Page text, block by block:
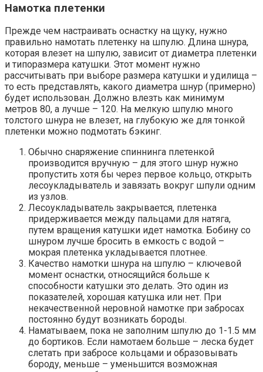
Намотка плетенки
Прежде чем настраивать оснастку на щуку, нужно
правильно намотать плетенку на шпулю. Длина шнура,
которая влезет на шпулю, зависит от диаметра плетенки
и типоразмера катушки. Этот момент нужно
рассчитывать при выборе размера катушки и удилища –
то есть представлять, какого диаметра шнур (примерно)
будет использован. Должно влезть как минимум
метров 80, а лучше – 120. На мелкую шпулю много
толстого шнура не влезет, на глубокую же для тонкой
плетенки можно подмотать бэкинг.
Обычно снаряжение спиннинга плетенкой
производится вручную – для этого шнур нужно
пропустить хотя бы через первое кольцо, открыть
лесоукладыватель и завязать вокруг шпули одним
из узлов.
Лесоукладыватель закрывается, плетенка
придерживается между пальцами для натяга,
путем вращения катушки идет намотка. Бобину со
шнуром лучше бросить в емкость с водой –
мокрая плетенка укладывается плотнее.
Качество намотки шнура на шпулю – ключевой
момент оснастки, относящийся больше к
способности катушки это делать. Это один из
показателей, хорошая катушка или нет. При
некачественной неровной намотке при забросах
постоянно будут возникать бороды.
Наматываем, пока не заполним шпулю до 1-1.5 мм
до бортиков. Если намотаем больше – леска будет
слетать при забросе кольцами и образовывать
бороду, меньше – уменьшится возможная